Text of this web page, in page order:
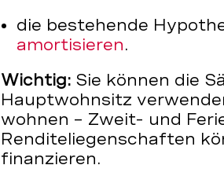
die bestehende
amortisieren.
Wichtig:Sie können die
Hauptwohnsitz
wohnen – Zweit- und
Renditeliegenschaften
finanzieren.